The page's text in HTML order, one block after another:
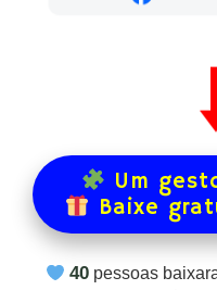
Um
Baixe
40pessoas